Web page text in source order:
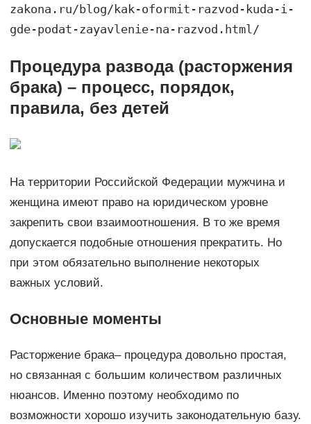
zakona.ru/blog/kak-oformit-razvod-kuda-i-
gde-podat-zayavlenie-na-razvod.html/
Процедура развода (расторжения
брака) – процесс, порядок,
правила, без детей
На территории Российской Федерации мужчина и
женщина имеют право на юридическом уровне
закрепить свои взаимоотношения. В то же время
допускается подобные отношения прекратить. Но
при этом обязательно выполнение некоторых
важных условий.
Основные моменты
Расторжение брака– процедура довольно простая,
но связанная с большим количеством различных
нюансов. Именно поэтому необходимо по
возможности хорошо изучить законодательную базу.